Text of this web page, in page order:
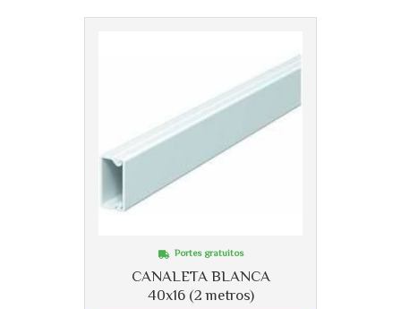
CANALETA BLANCA
40x16 (2 metros)
Portes gratuitos